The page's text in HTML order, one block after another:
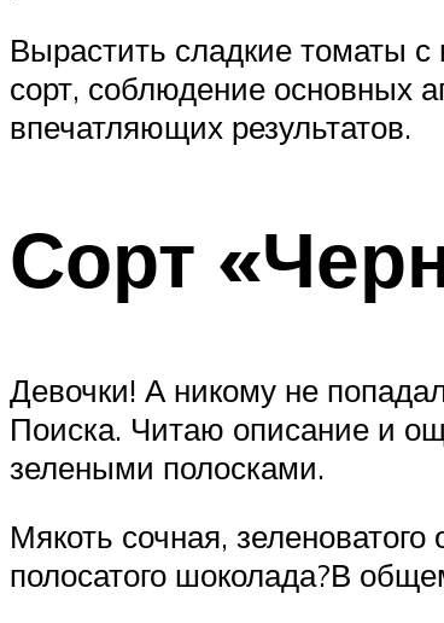
Вырастить сладкие томаты
сорт, соблюдение основных
впечатляющих результатов.
Сорт
Девочки! А никому не
Поиска. Читаю описание и
зелеными полосками.
Мякоть сочная,
полосатого шоколада?В